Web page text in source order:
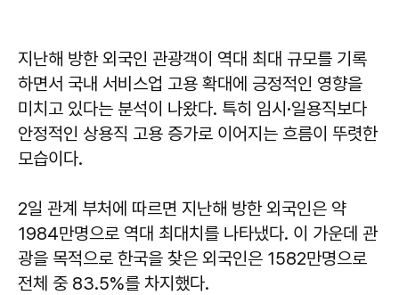
지난해 방한 외국인 관광객이 역대 최대 규모를 기록
하면서 국내 서비스업 고용 확대에 긍정적인 영향을
미치고 있다는 분석이 나왔다. 특히 임시·일용직보다
안정적인 상용직 고용 증가로 이어지는 흐름이 뚜렷한
모습이다.
2일 관계 부처에 따르면 지난해 방한 외국인은 약
1984만명으로 역대 최대치를 나타냈다. 이 가운데 관
광을 목적으로 한국을 찾은 외국인은 1582만명으로
전체 중 83.5%를 차지했다.